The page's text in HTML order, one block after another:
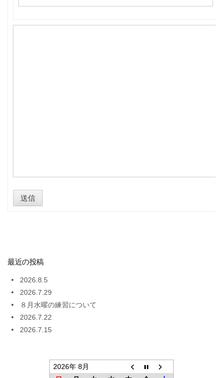
送信
最近の投稿
2026.8.5
2026.7.29
８月水曜の練習について
2026.7.22
2026.7.15
2026年 8月